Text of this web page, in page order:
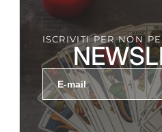
ISCRIVITI PER NON